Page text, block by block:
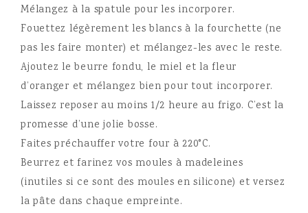
Mélangez à la spatule pour les incorporer.
Fouettez légèrement les blancs à la fourchette (ne
pas les faire monter) et mélangez-les avec le reste.
Ajoutez le beurre fondu, le miel et la fleur
d’oranger et mélangez bien pour tout incorporer.
Laissez reposer au moins 1/2 heure au frigo. C’est la
promesse d’une jolie bosse.
Faites préchauffer votre four à 220°C.
Beurrez et farinez vos moules à madeleines
(inutiles si ce sont des moules en silicone) et versez
la pâte dans chaque empreinte.